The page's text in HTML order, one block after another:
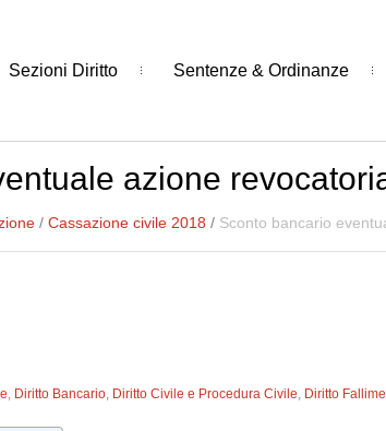
Sezioni Diritto Sentenze & Ordinanze
azione
/ Cassazione civile 2018 / Sconto bancario
, Diritto Bancario, Diritto Civile e Procedura Civile, Diritto